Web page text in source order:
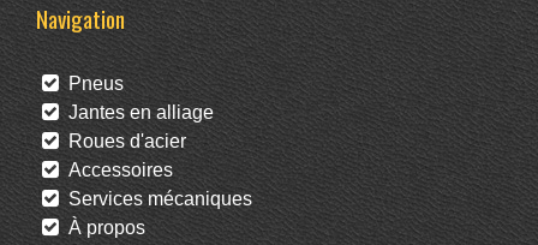
Navigation
Pneus
Jantes en alliage
Roues d'acier
Accessoires
Services mécaniques
À propos